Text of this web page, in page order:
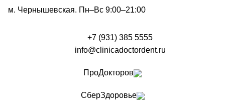
м. Чернышевская. Пн–Вс 9:00–21:00
+7 (931) 385 5555
info@clinicadoctordent.ru
ПроДокторов
СберЗдоровье